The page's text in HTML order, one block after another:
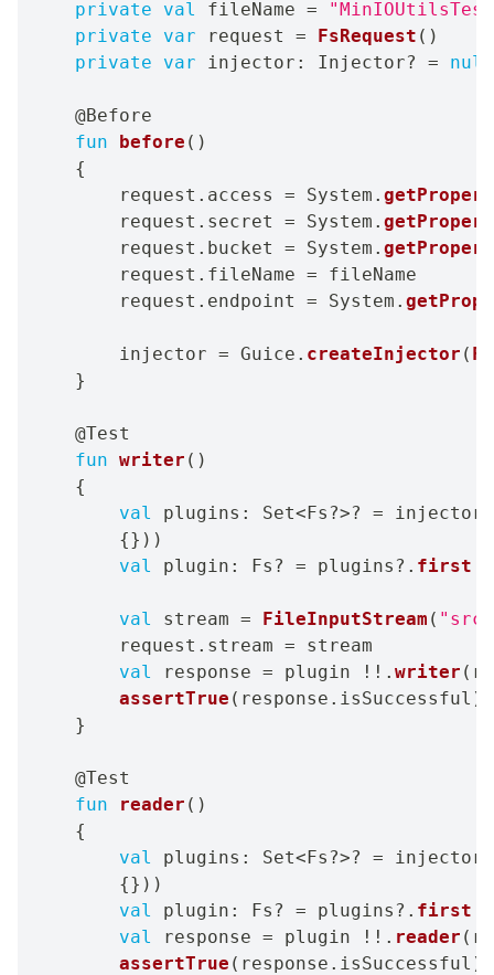
private val fileName =
private
var request = FsRequest ( )
private
var injector : Injector? = null
@Before
fun
before ( )
{
        request
. access = System .
        request
. secret = System .
        request
. bucket = System .
        request
. fileName = fileName
        request
. endpoint = System .
        injector
= Guice . createInjector (
}
@Test
fun writer ( )
{
val
plugins : Set<Fs ?>? = injector
{} ) )
val
plugin : Fs ? = plugins ? . first
val stream = FileInputStream (
        request
. stream = stream
val
response = plugin !! . writer (
assertTrue ( response . isSuccessful )
}
@Test
fun
reader ( )
{
val
plugins : Set<Fs ?>? = injector
{} ) )
val
plugin : Fs ? = plugins ? . first
val
response = plugin !! . reader (
assertTrue ( response . isSuccessful )